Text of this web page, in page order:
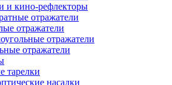
и кино-рефлекторы
отражатели
отражатели
отражатели
отражатели
тарелки
насадки